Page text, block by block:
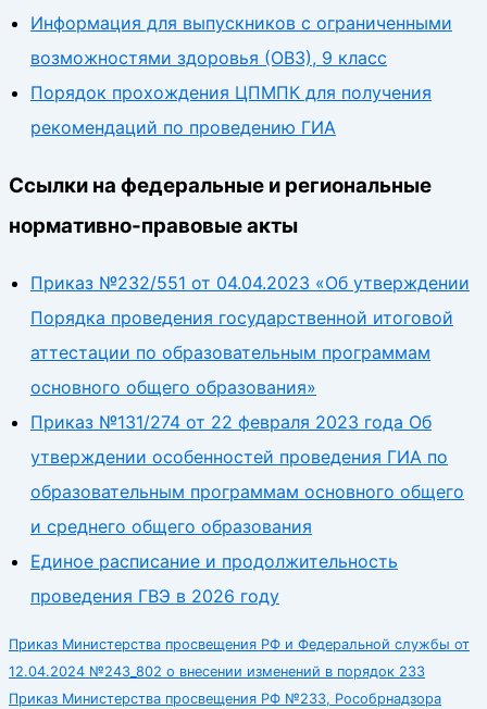
Информация для выпускников с ограниченными
возможностями здоровья (ОВЗ), 9 класс
Порядок прохождения ЦПМПК для получения
рекомендаций по проведению ГИА
Ссылки на федеральные и региональные
нормативно-правовые акты
Приказ №232/551 от 04.04.2023 «Об утверждении
Порядка проведения государственной итоговой
аттестации по образовательным программам
основного общего образования»
Приказ №131/274 от 22 февраля 2023 года Об
утверждении особенностей проведения ГИА по
образовательным программам основного общего
и среднего общего образования
Единое расписание и продолжительность
проведения ГВЭ в 2026 году
Приказ Министерства просвещения РФ и Федеральной службы от
12.04.2024 №243_802 о внесении изменений в порядок 233
Приказ Министерства просвещения РФ №233, Рособрнадзора